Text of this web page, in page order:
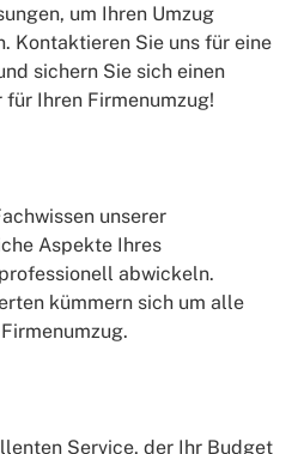
um Ihren Umzug
Kontaktieren Sie uns für eine
sichern Sie sich einen
Ihren Firmenumzug!
unserer
Aspekte Ihres
abwickeln.
kümmern sich um alle
Service, der Ihr Budget